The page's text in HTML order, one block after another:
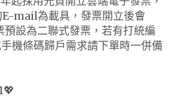
mail為載具，發票開立後會
設為二聯式發票，若有打統編
機條碼歸戶需求請下單時一併備